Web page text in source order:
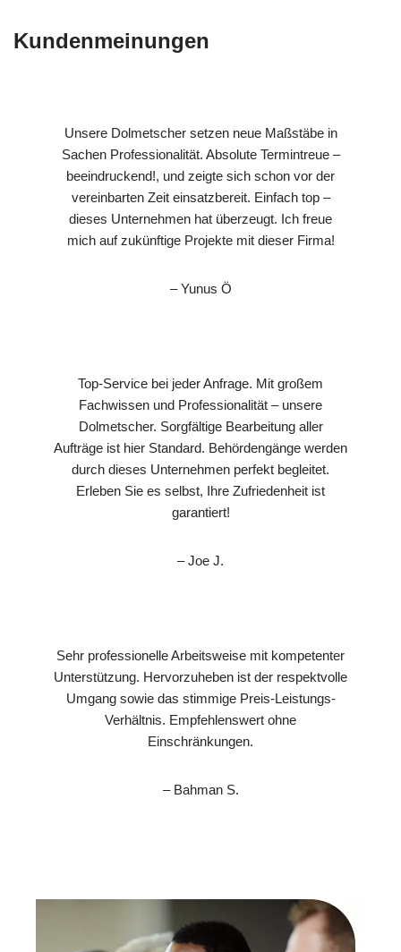
Kundenmeinungen
Unsere Dolmetscher setzen neue Maßstäbe in
Sachen Professionalität. Absolute Termintreue –
beeindruckend!, und zeigte sich schon vor der
vereinbarten Zeit einsatzbereit. Einfach top –
dieses Unternehmen hat überzeugt. Ich freue
mich auf zukünftige Projekte mit dieser Firma!
– Yunus Ö
Top-Service bei jeder Anfrage. Mit großem
Fachwissen und Professionalität – unsere
Dolmetscher. Sorgfältige Bearbeitung aller
Aufträge ist hier Standard. Behördengänge werden
durch dieses Unternehmen perfekt begleitet.
Erleben Sie es selbst, Ihre Zufriedenheit ist
garantiert!
– Joe J.
Sehr professionelle Arbeitsweise mit kompetenter
Unterstützung. Hervorzuheben ist der respektvolle
Umgang sowie das stimmige Preis-Leistungs-
Verhältnis. Empfehlenswert ohne
Einschränkungen.
– Bahman S.